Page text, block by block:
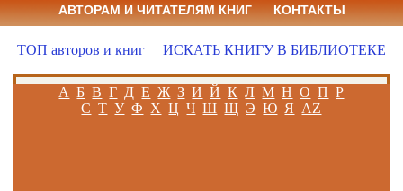
АВТОРАМ И ЧИТАТЕЛЯМ КНИГ
КОНТАКТЫ
ТОП авторов и книг ИСКАТЬ КНИГУ В БИБЛИОТЕКЕ
А Б В Г Д Е Ж З И Й К Л М Н О П Р
С Т У Ф Х Ц Ч Ш Щ Э Ю Я AZ